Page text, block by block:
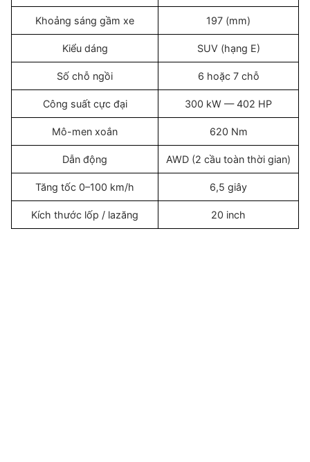
Khoảng sáng gầm xe 197 (mm)
Kiểu dáng SUV (hạng E)
Số chỗ ngồi 6 hoặc 7 chỗ
Công suất cực đại 300 kW — 402 HP
Mô-men xoắn 620 Nm
Dẫn động AWD (2 cầu toàn thời gian)
Tăng tốc 0–100 km/h 6,5 giây
Kích thước lốp / lazăng 20 inch